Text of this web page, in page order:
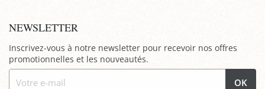
NEWSLETTER
Inscrivez-vous à notre newsletter pour recevoir nos offres
promotionnelles et les nouveautés.
OK